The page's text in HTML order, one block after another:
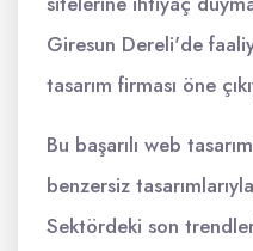
Giresun Dereli'de
tasarım firması öne
Bu başarılı web
benzersiz
Sektördeki son